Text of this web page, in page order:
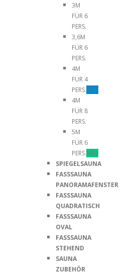
3M
FÜR 6
PERS.
3,6M
FÜR 6
PERS.
4M
FÜR 4
PERS.TOP
4M
FÜR 8
PERS.
5M
FÜR 6
PERS.NEU
SPIEGELSAUNA
FASSSAUNA
PANORAMAFENSTER
FASSSAUNA
QUADRATISCH
FASSSAUNA
OVAL
FASSSAUNA
STEHEND
SAUNA
ZUBEHÖR